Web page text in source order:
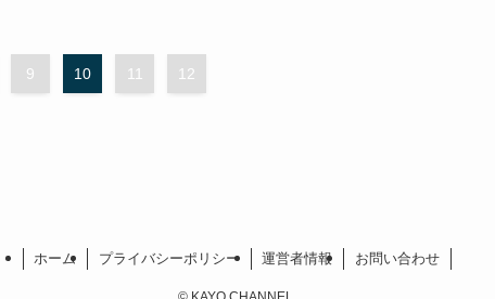
9 10 11 12
ホーム プライバシーポリシー 運営者情報 お問い合わせ